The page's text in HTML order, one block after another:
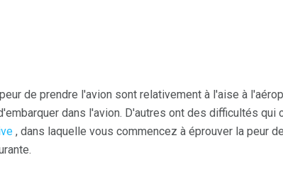
de prendre l'avion sont relativement à l'aise à
dans l'avion. D'autres ont des difficultés qui
, dans laquelle vous commencez à éprouver la peur